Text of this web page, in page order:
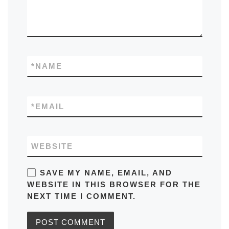
NAME
*
EMAIL
*
WEBSITE
SAVE MY NAME, EMAIL, AND
WEBSITE IN THIS BROWSER FOR THE
NEXT TIME I COMMENT.